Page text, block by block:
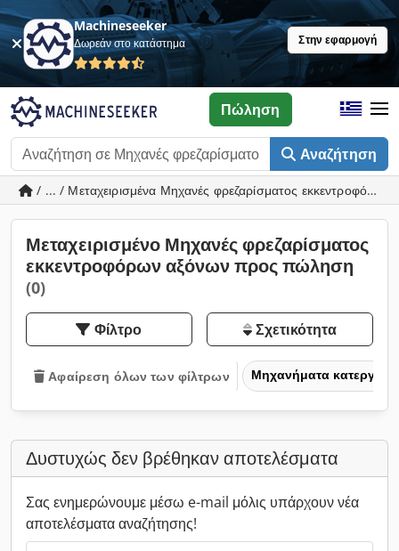
Machineseeker
Δωρεάν στο κατάστημα Στην εφαρμογή
Αναζήτηση
Πώληση
/ ... / Μεταχειρισμένα Μηχανές φρεζαρίσματος
Μεταχειρισμένο Μηχανές φρεζαρίσματος
εκκεντροφόρων αξόνων προς πώληση
(0)
Φίλτρο Σχετικότητα
Αφαίρεση όλων των φίλτρων Μηχανήματα
Δυστυχώς δεν βρέθηκαν αποτελέσματα
Σας ενημερώνουμε μέσω e-mail μόλις υπάρχουν νέα
αποτελέσματα αναζήτησης!